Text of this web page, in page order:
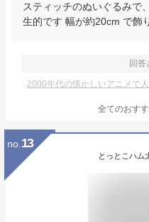
スティッチのぬいぐるみで
生的です 幅が約20cm で飾
回答
2000年代の懐かしいアニメで
全てのおす
no. 13
とっとこハム